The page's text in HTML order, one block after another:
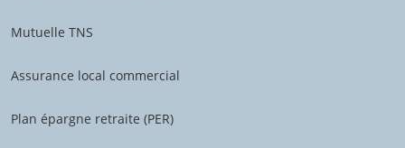
Mutuelle TNS
Assurance local commercial
Plan épargne retraite (PER)